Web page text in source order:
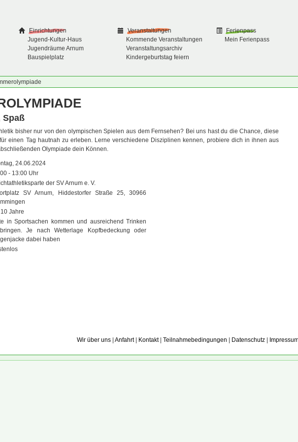
Einrichtungen
Jugend-Kultur-Haus
Jugendräume Arnum
Bauspielplatz
Veranstaltungen
Kommende Veranstaltungen
Veranstaltungsarchiv
Kindergeburtstag feiern
Ferienpass
Mein Ferienpass
Spaß
bisher nur von den olympischen Spielen aus dem Fernsehen? Bei uns hast du die Chance, diese
einen Tag hautnah zu erleben. Lerne verschiedene Disziplinen kennen, probiere dich in ihnen aus
Olympiade dein Können.
24.06.2024
- 13:00 Uhr
der SV Arnum e. V.
SV Arnum, Hiddestorfer Straße 25, 30966
Jahre
in Sportsachen kommen und ausreichend Trinken
Je nach Wetterlage Kopfbedeckung oder
dabei haben
Wir über uns| Anfahrt| Kontakt| Teilnahmebedingungen Datenschutz|